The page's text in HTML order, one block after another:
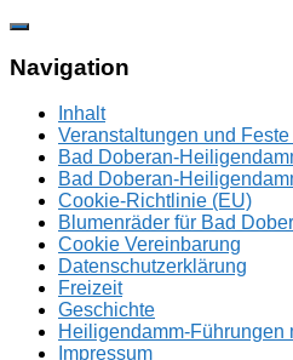
Zum
springen
Navigation
Inhalt
Veranstaltungen und
Bad Doberan-
Bad Doberan-
Cookie-Richtlinie (EU)
Blumenräder für Bad
Cookie Vereinbarung
Datenschutzerklärung
Freizeit
Geschichte
Heiligendamm-Führungen
Impressum